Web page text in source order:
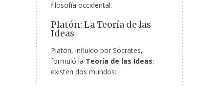
filosofía occidental.
Platón: La Teoría de las
Ideas
Platón, influido por Sócrates,
formuló la Teoría de las Ideas:
existen dos mundos: